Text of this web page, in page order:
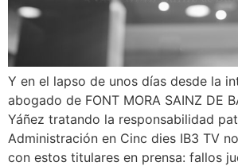
Y en el lapso de unos días desde la
abogado de FONT MORA SAINZ DE
Yáñez​ tratando la responsabilidad
Administración en Cinc dies IB3​ TV
con estos titulares en prensa: fallos